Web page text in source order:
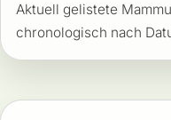
Aktuell gelistete
chronologisch nach